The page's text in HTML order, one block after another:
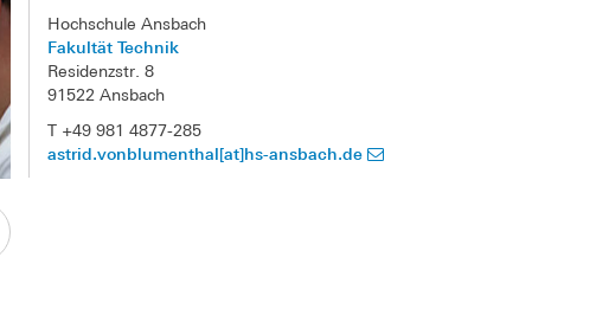
Hochschule Ansbach
Fakultät Technik
Residenzstr. 8
91522 Ansbach
T +49 981 4877-285
astrid.vonblumenthal[at]hs-ansbach.de